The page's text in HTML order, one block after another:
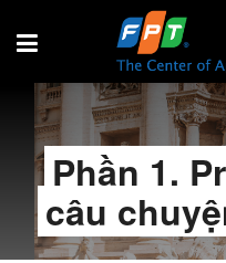
Phần 1.
câu